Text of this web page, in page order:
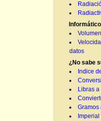
Informático
datos
¿No sabe
Indice
Libras
Gramos